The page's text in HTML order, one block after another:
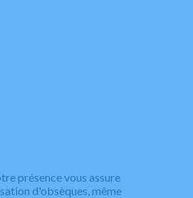
présence vous assure
d'obsèques, même